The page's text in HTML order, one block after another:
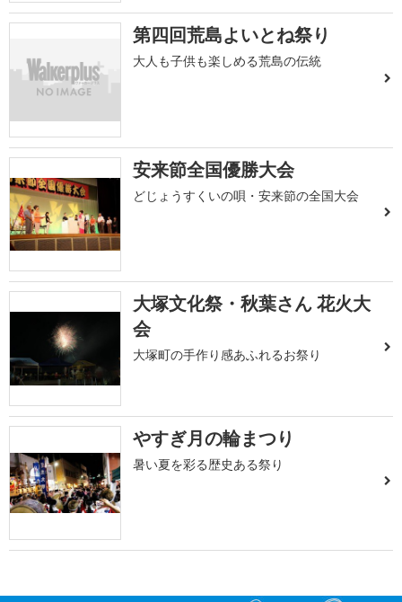
第四回荒島よいとね祭り
大人も子供も楽しめる荒島の伝統
安来節全国優勝大会
どじょうすくいの唄・安来節の全国大会
大塚文化祭・秋葉さん 花火大
会
大塚町の手作り感あふれるお祭り
やすぎ月の輪まつり
暑い夏を彩る歴史ある祭り